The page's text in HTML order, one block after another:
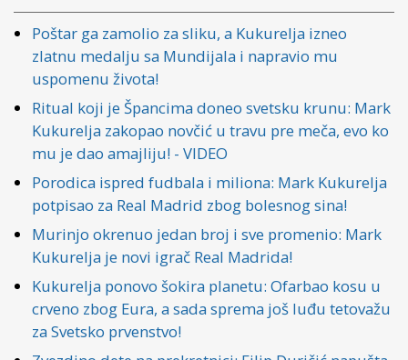
Poštar ga zamolio za sliku, a Kukurelja izneo
zlatnu medalju sa Mundijala i napravio mu
uspomenu života!
Ritual koji je Špancima doneo svetsku krunu: Mark
Kukurelja zakopao novčić u travu pre meča, evo ko
mu je dao amajliju! - VIDEO
Porodica ispred fudbala i miliona: Mark Kukurelja
potpisao za Real Madrid zbog bolesnog sina!
Murinjo okrenuo jedan broj i sve promenio: Mark
Kukurelja je novi igrač Real Madrida!
Kukurelja ponovo šokira planetu: Ofarbao kosu u
crveno zbog Eura, a sada sprema još luđu tetovažu
za Svetsko prvenstvo!